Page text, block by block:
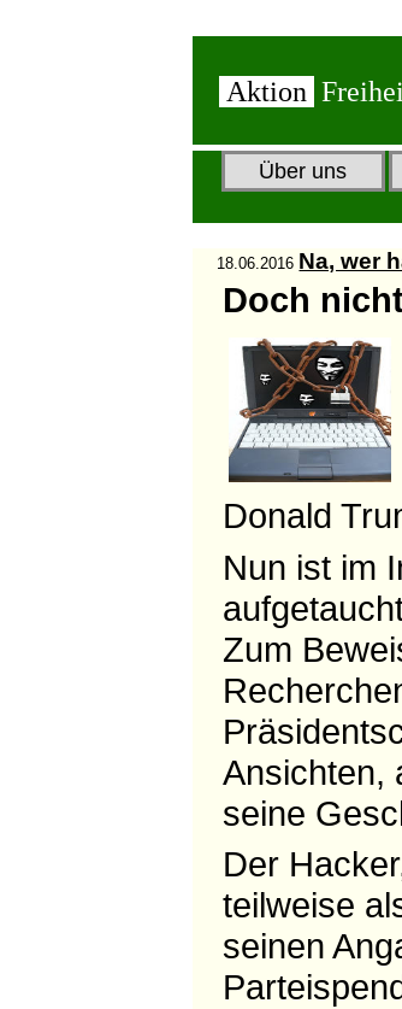
Aktion
Über uns
18.06.2016 Na, wer
Doch
Donald
Nun ist im
auf
Zum
Ansichten,
seine
Der
teilweise
seinen